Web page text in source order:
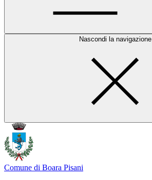
Nascondi la navigazione
Comune di Boara Pisani